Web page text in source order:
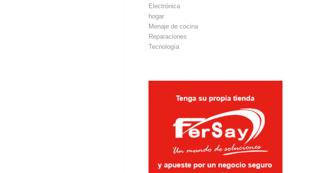
Electrónica
hogar
Menaje de cocina
Reparaciones
Tecnología